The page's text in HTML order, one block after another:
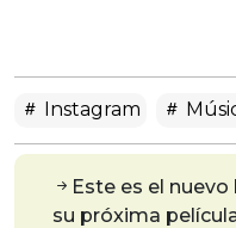
Instagram
Este es el
su próxima